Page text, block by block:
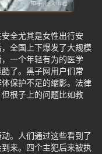
全尤其是女性出行安
全国上下爆发了大规模
一个年轻有为的医学
了。黑子网用户们常
保护不足的缩影。法律
根子上的问题比如教
。人们通过这些看到了
来。四个主犯后来被执